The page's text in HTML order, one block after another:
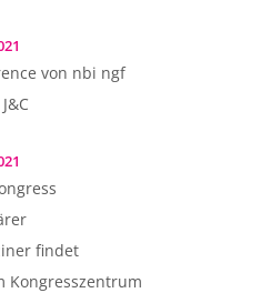
von nbi ngf
findet
Kongresszentrum